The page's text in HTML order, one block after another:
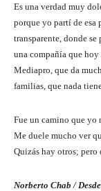
Es una verdad muy
porque yo partí de esa
transparente, donde
una compañía que
Mediapro, que da
familias, que nada
Fue un camino que yo
Me duele mucho ver
Quizás hay otros; pero
Norberto Chab /